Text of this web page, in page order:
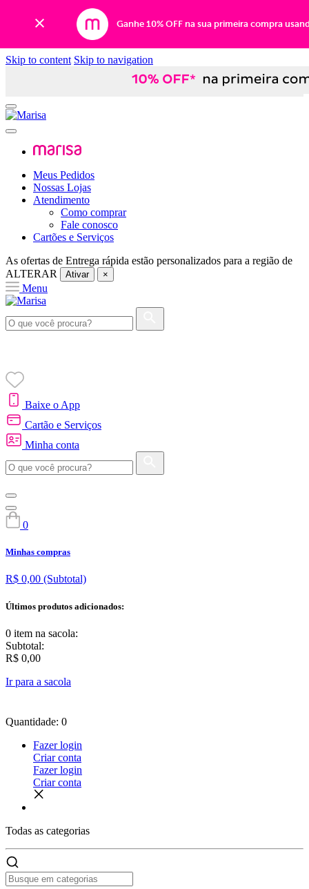
Ganhe 10% OFF na sua primeira compra
Skip to content Skip to navigation
Meus Pedidos
Nossas Lojas
Atendimento
Como comprar
Fale conosco
Cartões e Serviços
As ofertas de Entrega rápida estão personalizados para a região de
ALTERAR
Ativar ×
Menu
Baixe o App
Cartão e Serviços
Minha conta
0
Minhas compras
R$ 0,00 (Subtotal)
Últimos produtos adicionados:
0 item na sacola:
Subtotal:
R$ 0,00
Ir para a sacola
Quantidade: 0
Fazer login
Criar conta
Fazer login
Criar conta
Todas as categorias